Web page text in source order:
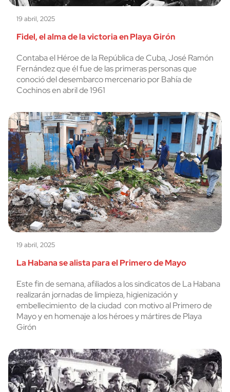
19 abril, 2025
Fidel, el alma de la victoria en Playa Girón
Contaba el Héroe de la República de Cuba, José Ramón
Fernández que él fue de las primeras personas que
conoció del desembarco mercenario por Bahía de
Cochinos en abril de 1961
19 abril, 2025
La Habana se alista para el Primero de Mayo
Este fin de semana, afiliados a los sindicatos de La Habana
realizarán jornadas de limpieza, higienización y
embellecimiento de la ciudad con motivo al Primero de
Mayo y en homenaje a los héroes y mártires de Playa
Girón